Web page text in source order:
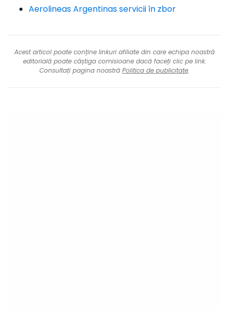
Aerolineas Argentinas servicii în zbor
Acest articol poate conține linkuri afiliate din care echipa noastră
editorială poate câștiga comisioane dacă faceți clic pe link.
Consultați pagina noastră Politica de publicitate.